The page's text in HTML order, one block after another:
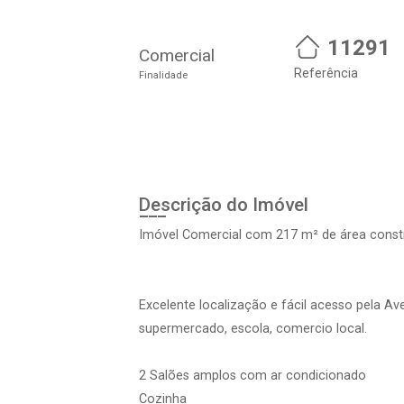
Comercial
Finalidade
11291
Referência
Descrição do Imóvel
Imóvel Comercial com 217 m² de área
Excelente localização e fácil acesso pela
supermercado, escola, comercio local.
2 Salões amplos com ar condicionado
Cozinha